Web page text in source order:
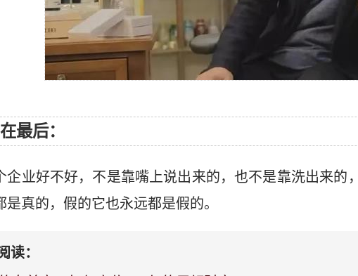
最后：
企业好不好，不是靠嘴上说出来的，也不是靠洗出来的
是真的，假的它也永远都是假的。
读：